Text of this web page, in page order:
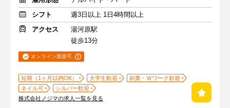
シフト
週3日以上 1日4時間以上
アクセス
湯河原駅
徒歩13分
オンライン面接可
短期（1ヶ月以内OK） 大学生歓迎
副業・Ｗワーク歓迎
ネイル可
シルバー歓迎
株式会社ノジマの求人一覧を見る